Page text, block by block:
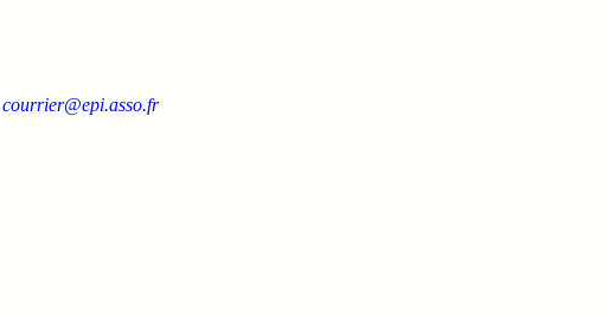
courrier@epi.asso.fr